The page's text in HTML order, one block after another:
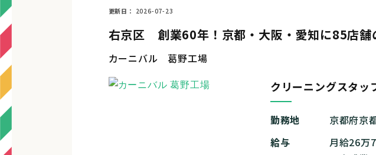
更新日 2026-07-23
右京区 創業60年！京都・大阪・愛知に85店舗
カーニバル 葛野工場
クリーニングスタッ
勤務地 京都府京
給与
月給26万